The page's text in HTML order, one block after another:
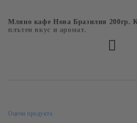
Мляно кафе Нова Бразилия 200гр.
плътен вкус и аромат.
Ние ще се свържем с вас в
Оцени продукта